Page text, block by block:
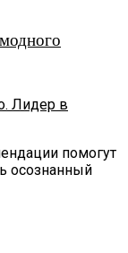
Лидер в
помогут
осознанный